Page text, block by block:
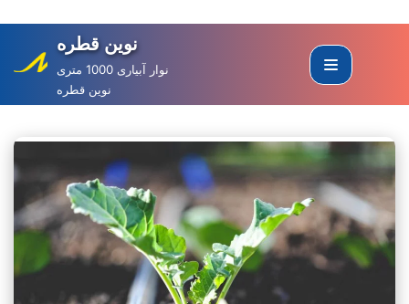
to
content
نوین قطره
نوار آبیاری 1000 متری
نوین قطره